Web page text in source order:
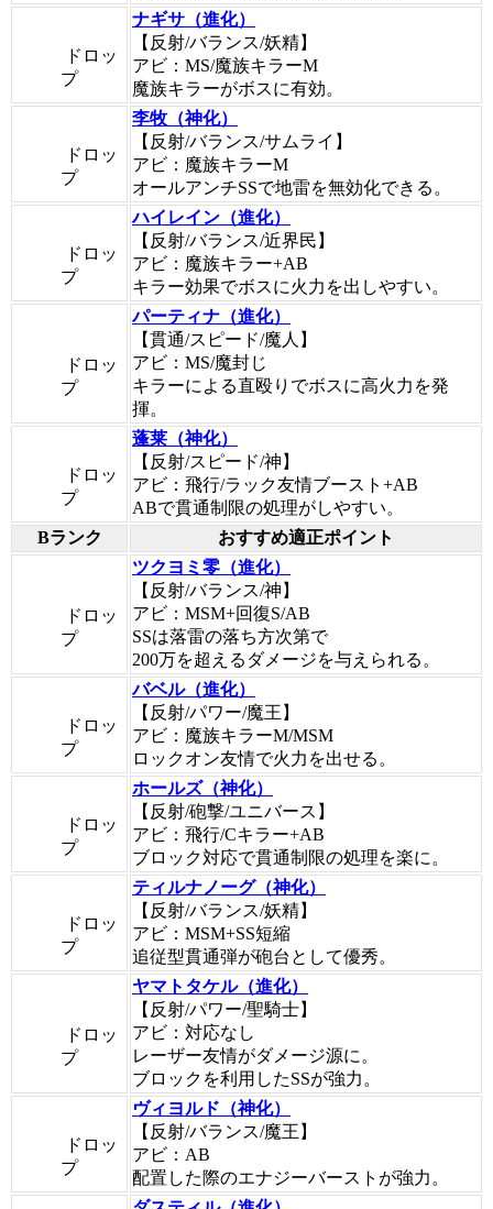
ドロッ
プ
ナギサ（進化）
【反射/バランス/妖精】
アビ：MS/魔族キラーM
魔族キラーがボスに有効。
ドロッ
プ
李牧（神化）
【反射/バランス/サムライ】
アビ：魔族キラーM
オールアンチSSで地雷を無効化できる。
ドロッ
プ
ハイレイン（進化）
【反射/バランス/近界民】
アビ：魔族キラー+AB
キラー効果でボスに火力を出しやすい。
ドロッ
プ
パーティナ（進化）
【貫通/スピード/魔人】
アビ：MS/魔封じ
キラーによる直殴りでボスに高火力を発
揮。
ドロッ
プ
蓬莱（神化）
【反射/スピード/神】
アビ：飛行/ラック友情ブースト+AB
ABで貫通制限の処理がしやすい。
Bランク
おすすめ適正ポイント
ドロッ
プ
ツクヨミ零（進化）
【反射/バランス/神】
アビ：MSM+回復S/AB
SSは落雷の落ち方次第で
200万を超えるダメージを与えられる。
ドロッ
プ
バベル（進化）
【反射/パワー/魔王】
アビ：魔族キラーM/MSM
ロックオン友情で火力を出せる。
ドロッ
プ
ホールズ（神化）
【反射/砲撃/ユニバース】
アビ：飛行/Cキラー+AB
ブロック対応で貫通制限の処理を楽に。
ドロッ
プ
ティルナノーグ（神化）
【反射/バランス/妖精】
アビ：MSM+SS短縮
追従型貫通弾が砲台として優秀。
ドロッ
プ
ヤマトタケル（進化）
【反射/パワー/聖騎士】
アビ：対応なし
レーザー友情がダメージ源に。
ブロックを利用したSSが強力。
ドロッ
プ
ヴィヨルド（神化）
【反射/バランス/魔王】
アビ：AB
配置した際のエナジーバーストが強力。